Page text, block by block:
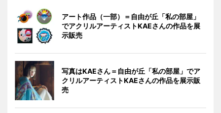
アート作品（一部）＝自由が丘「私の部屋」
でアクリルアーティストKAEさんの作品を展
示販売
写真はKAEさん＝自由が丘「私の部屋」でア
クリルアーティストKAEさんの作品を展示販
売